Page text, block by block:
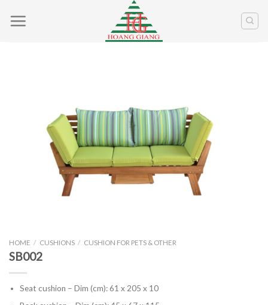
HOME / CUSHIONS / CUSHION FOR PETS & OTHER
SB002
Seat cushion – Dim (cm): 61 x 205 x 10